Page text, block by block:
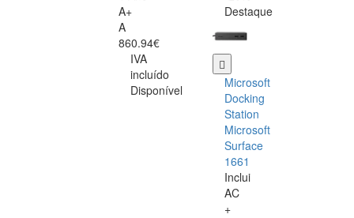
A+
A
860.94€
IVA
incluído
Disponível
Destaque
Microsoft
Docking
Station
Microsoft
Surface
1661
Inclui
AC
+